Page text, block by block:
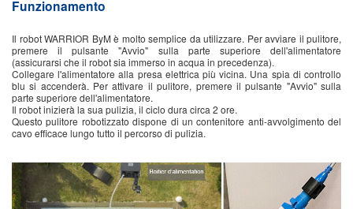
Funzionamento
Il robot WARRIOR ByM è molto semplice da utilizzare. Per avviare il pulitore,
premere il pulsante "Avvio" sulla parte superiore dell'alimentatore
(assicurarsi che il robot sia immerso in acqua in precedenza).
Collegare l'alimentatore alla presa elettrica più vicina. Una spia di controllo
blu si accenderà. Per attivare il pulitore, premere il pulsante "Avvio" sulla
parte superiore dell'alimentatore.
Il robot inizierà la sua pulizia, il ciclo dura circa 2 ore.
Questo pulitore robotizzato dispone di un contenitore anti-avvolgimento del
cavo efficace lungo tutto il percorso di pulizia.